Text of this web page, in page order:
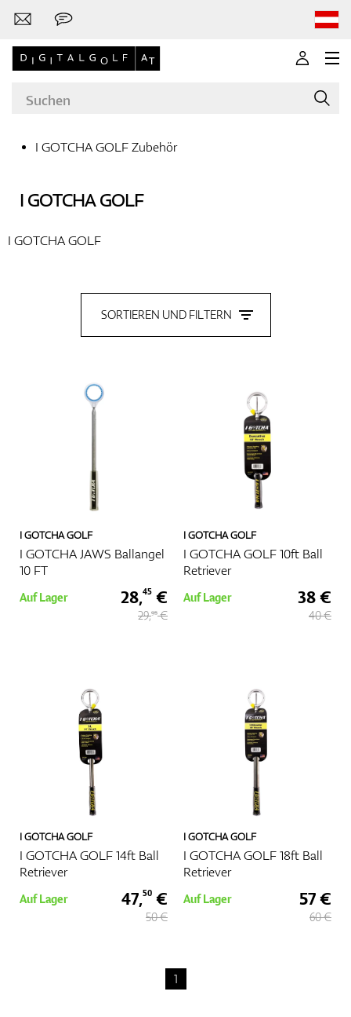
Bälle
Bags
Entfernungsmesser & GPS
I GOTCHA GOLF Zubehör
I GOTCHA GOLF
I GOTCHA GOLF
SORTIEREN UND FILTERN
I GOTCHA GOLF
I GOTCHA JAWS Ballangel
10 FT
Auf Lager 28,45 €
29,95€
I GOTCHA GOLF
I GOTCHA GOLF 10ft Ball
Retriever
Auf Lager 38 €
40 €
I GOTCHA GOLF
I GOTCHA GOLF 14ft Ball
Retriever
Auf Lager 47,50 €
50 €
I GOTCHA GOLF
I GOTCHA GOLF 18ft Ball
Retriever
Auf Lager 57 €
60 €
1